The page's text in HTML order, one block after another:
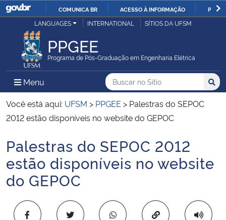
IR
COMUNICA BR ACESSO À INFORMAÇÃO
Ministério da Justiça e Segurança Pública
Ministério da Defesa
Ministério das Relações Exteriores
Ministério da Infraestrutura
Ministério da Agricultura, Pecuária e Abastecimento
Ministério da Educação
LANGUAGES INTERNATIONAL SÍTIOS DA UFSM
PPGEE
Programa de Pós-Graduação em Engenharia Elétrica
Menu Menu Principal do Sítio
Busca
Buscar no no Sítio
Busca:
Você está aqui: UFSM > PPGEE > Palestras do SEPOC
2012 estão disponíveis no website do GEPOC
Início do conteúdo
Palestras do SEPOC 2012
estão disponíveis no website
do GEPOC
Copiar para área